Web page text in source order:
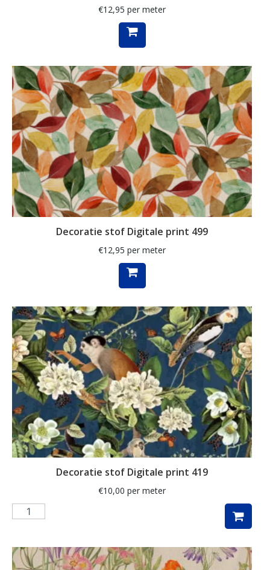
notenkraker
olijven
ornamenten
paarden
paardenbloem
paddenstoelen
paisley
papegaai
pauwen
penguin
piano
planten
poezen
regenboog
rozen
ruit
safari
schelpen
€12,95 per meter
Decoratie stof Digitale print 499
€12,95 per meter
Decoratie stof Digitale print 419
€10,00 per meter